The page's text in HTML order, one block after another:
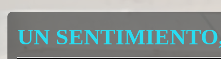
UN